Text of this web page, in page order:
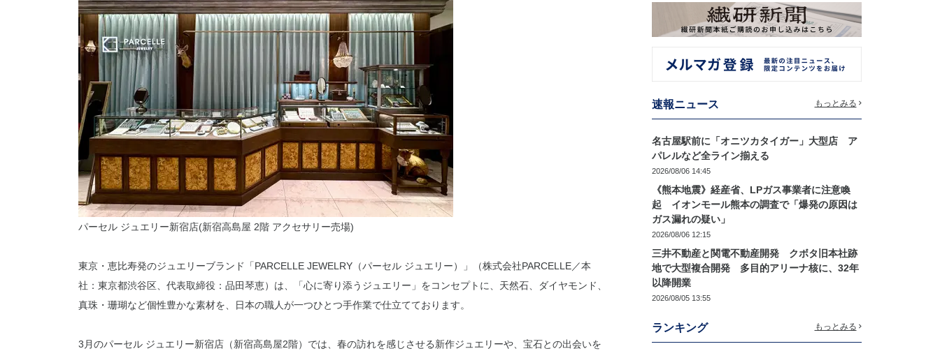
パーセル ジュエリー新宿店(新宿高島屋 2階 アクセサリー売場)
東京・恵比寿発のジュエリーブランド「PARCELLE JEWELRY（パーセル ジュエリー）」（株式会社PARCELLE／本
社：東京都渋谷区、代表取締役：品田琴恵）は、「心に寄り添うジュエリー」をコンセプトに、天然石、ダイヤモンド、
真珠・珊瑚など個性豊かな素材を、日本の職人が一つひとつ手作業で仕立てております。
3月のパーセル ジュエリー新宿店（新宿高島屋2階）では、春の訪れを感じさせる新作ジュエリーや、宝石との出会いを
速報ニュース もっとみる
名古屋駅前に「オニツカタイガー」大型店 ア
パレルなど全ライン揃える
2026/08/06 14:45
《熊本地震》経産省、LPガス事業者に注意喚
起 イオンモール熊本の調査で「爆発の原因は
ガス漏れの疑い」
2026/08/06 12:15
三井不動産と関電不動産開発 クボタ旧本社跡
地で大型複合開発 多目的アリーナ核に、32年
以降開業
2026/08/05 13:55
ランキング もっとみる